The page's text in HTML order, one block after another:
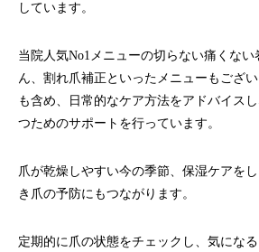
しています。
当院人気No1メニューの切らない痛くない
ん、割れ爪補正といったメニューもござ
も含め、日常的なケア方法をアドバイス
つためのサポートを行っています。
爪が乾燥しやすい今の季節、保湿ケアを
き爪の予防にもつながります。
定期的に爪の状態をチェックし、気にな